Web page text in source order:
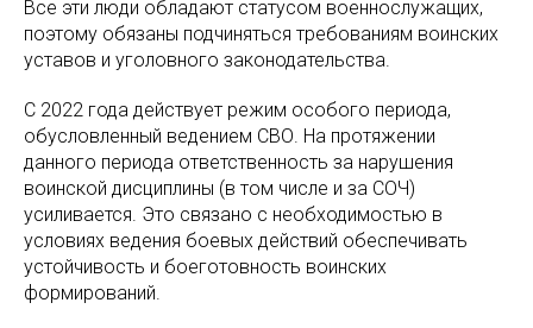
Все эти люди обладают статусом военнослужащих,
поэтому обязаны подчиняться требованиям воинских
уставов и уголовного законодательства.
С 2022 года действует режим особого периода,
обусловленный ведением СВО. На протяжении
данного периода ответственность за нарушения
воинской дисциплины (в том числе и за СОЧ)
усиливается. Это связано с необходимостью в
условиях ведения боевых действий обеспечивать
устойчивость и боеготовность воинских
формирований.